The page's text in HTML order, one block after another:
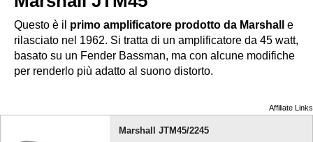
Questo è il primo amplificatore prodotto da Marshall
e
rilasciato nel 1962. Si tratta di un amplificatore da 45 watt,
basato su un Fender Bassman, ma con alcune modifiche
per renderlo più adatto al suono distorto.
Affiliate Links
Marshall JTM45/2245